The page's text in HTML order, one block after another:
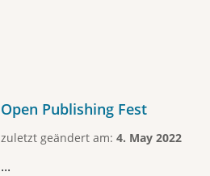
Open Publishing Fest
zuletzt geändert am: 4. May 2022
...